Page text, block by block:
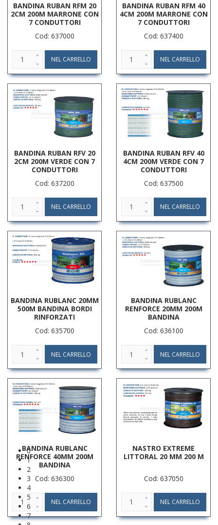
0
1
2
3
4
5
6
7
BANDINA RUBAN RFM 20
2CM 200M MARRONE CON
7 CONDUTTORI
Cod: 637000
BANDINA RUBAN RFM 40
4CM 200M MARRONE CON
7 CONDUTTORI
Cod: 637400
BANDINA RUBAN RFV 20
2CM 200M VERDE CON 7
CONDUTTORI
Cod: 637200
BANDINA RUBAN RFV 40
4CM 200M VERDE CON 7
CONDUTTORI
Cod: 637500
BANDINA RUBLANC 20MM
500M BANDINA BORDI
RINFORZATI
Cod: 635700
BANDINA RUBLANC
RENFORCE 20MM 200M
BANDINA
Cod: 636100
BANDINA RUBLANC
RENFORCE 40MM 200M
BANDINA
Cod: 636300
NASTRO EXTREME
LITTORAL 20 MM 200 M
Cod: 637050